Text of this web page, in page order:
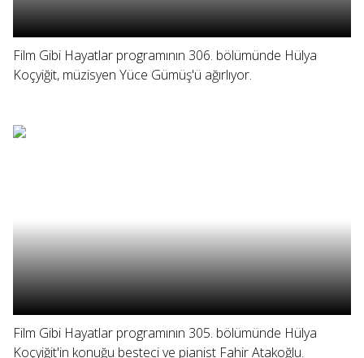
Film Gibi Hayatlar programının 306. bölümünde Hülya
Koçyiğit, müzisyen Yüce Gümüş'ü ağırlıyor.
Film Gibi Hayatlar programının 305. bölümünde Hülya
Koçyiğit'in konuğu besteci ve pianist Fahir Atakoğlu.